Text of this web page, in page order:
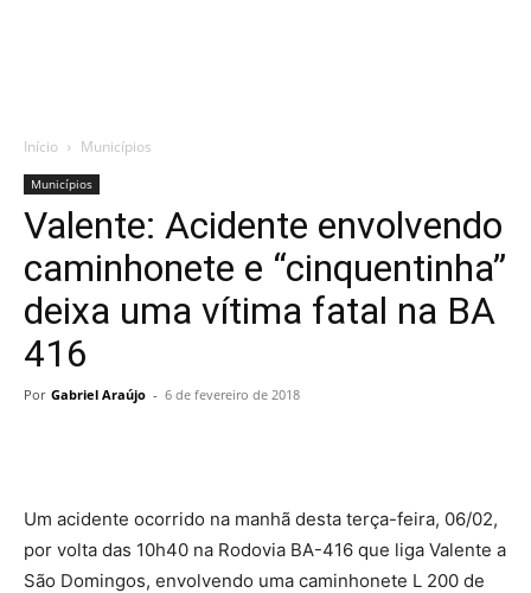
Início Municípios
Municípios
Valente: Acidente envolvendo
caminhonete e “cinquentinha”
deixa uma vítima fatal na BA
416
Por Gabriel Araújo - 6 de fevereiro de 2018
Um acidente ocorrido na manhã desta terça-feira, 06/02,
por volta das 10h40 na Rodovia BA-416 que liga Valente a
São Domingos, envolvendo uma caminhonete L 200 de